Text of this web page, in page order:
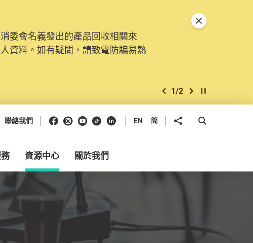
委會名義發出的產品回收相關來
資料。如有疑問，請致電防騙易熱
新功能。由2025年11月10日起，
提交投訴、查詢及建議。所有提交
上一個
2/2 下一個開始/暫停幻燈
關閉特別通告
聯絡我們 Facebook
Instagram
Youtube
抖音領英 EN 简 分享到 開啟搜尋框
資源中心 關於我們